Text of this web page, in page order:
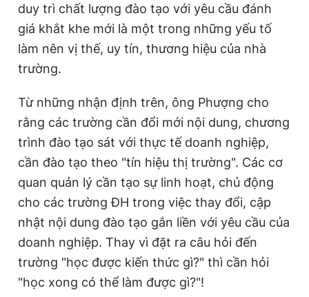
duy trì chất lượng đào tạo với yêu cầu đánh
giá khắt khe mới là một trong những yếu tố
làm nên vị thế, uy tín, thương hiệu của nhà
trường.
Từ những nhận định trên, ông Phượng cho
rằng các trường cần đổi mới nội dung, chương
trình đào tạo sát với thực tế doanh nghiệp,
cần đào tạo theo "tín hiệu thị trường". Các cơ
quan quản lý cần tạo sự linh hoạt, chủ động
cho các trường ĐH trong việc thay đổi, cập
nhật nội dung đào tạo gắn liền với yêu cầu của
doanh nghiệp. Thay vì đặt ra câu hỏi đến
trường "học được kiến thức gì?" thì cần hỏi
"học xong có thể làm được gì?"!